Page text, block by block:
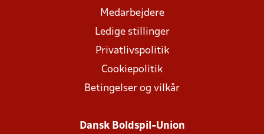
Medarbejdere
Ledige stillinger
Privatlivspolitik
Cookiepolitik
Betingelser og vilkår
Dansk Boldspil-Union